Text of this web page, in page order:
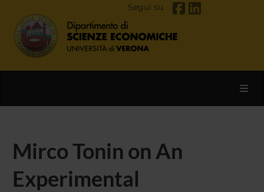
Segui su
Mirco Tonin on An
Experimental